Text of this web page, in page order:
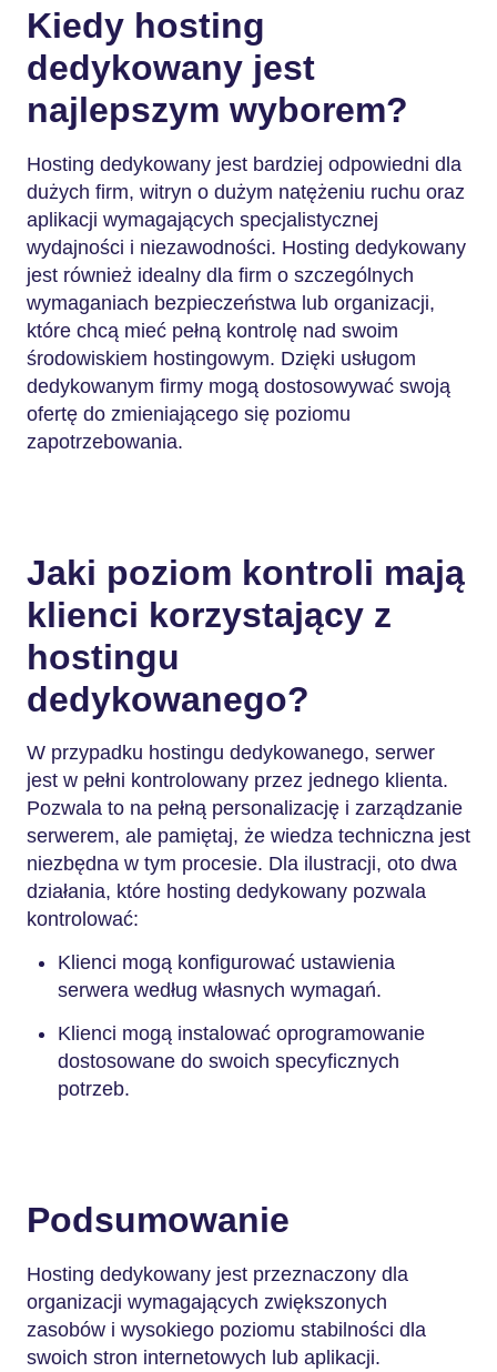
Kiedy hosting
dedykowany jest
najlepszym wyborem?
Hosting dedykowany jest bardziej odpowiedni dla
dużych firm, witryn o dużym natężeniu ruchu oraz
aplikacji wymagających specjalistycznej
wydajności i niezawodności. Hosting dedykowany
jest również idealny dla firm o szczególnych
wymaganiach bezpieczeństwa lub organizacji,
które chcą mieć pełną kontrolę nad swoim
środowiskiem hostingowym. Dzięki usługom
dedykowanym firmy mogą dostosowywać swoją
ofertę do zmieniającego się poziomu
zapotrzebowania.
Jaki poziom kontroli mają
klienci korzystający z
hostingu
dedykowanego?
W przypadku hostingu dedykowanego, serwer
jest w pełni kontrolowany przez jednego klienta.
Pozwala to na pełną personalizację i zarządzanie
serwerem, ale pamiętaj, że wiedza techniczna jest
niezbędna w tym procesie. Dla ilustracji, oto dwa
działania, które hosting dedykowany pozwala
kontrolować:
Klienci mogą konfigurować ustawienia
serwera według własnych wymagań.
Klienci mogą instalować oprogramowanie
dostosowane do swoich specyficznych
potrzeb.
Podsumowanie
Hosting dedykowany jest przeznaczony dla
organizacji wymagających zwiększonych
zasobów i wysokiego poziomu stabilności dla
swoich stron internetowych lub aplikacji.